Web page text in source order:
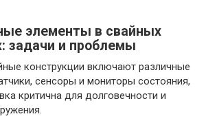
элементы в свайных
задачи и проблемы
конструкции включают различные
сенсоры и мониторы состояния,
критична для долговечности и